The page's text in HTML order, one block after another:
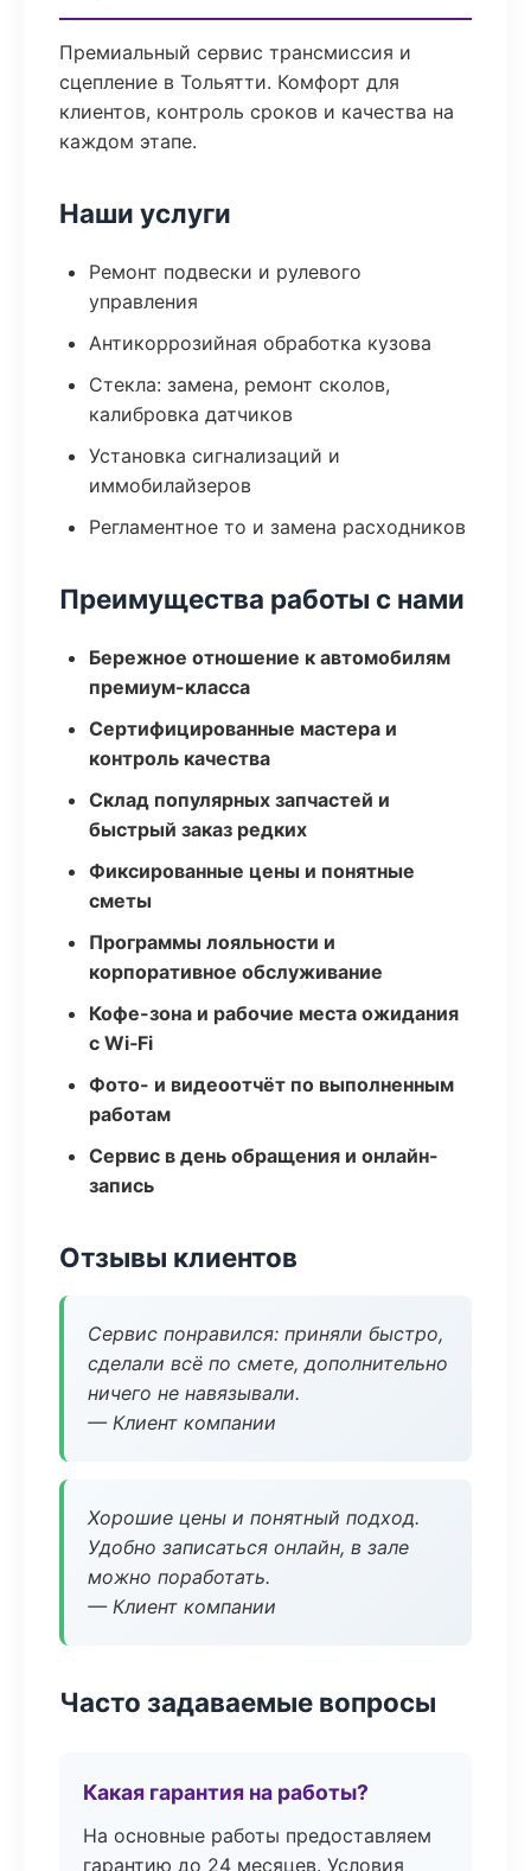
Премиальный сервис трансмиссия и
сцепление в Тольятти. Комфорт для
клиентов, контроль сроков и качества на
каждом этапе.
Наши услуги
Ремонт подвески и рулевого
управления
Антикоррозийная обработка кузова
Стекла: замена, ремонт сколов,
калибровка датчиков
Установка сигнализаций и
иммобилайзеров
Регламентное то и замена расходников
Преимущества работы с нами
Бережное отношение к автомобилям
премиум-класса
Сертифицированные мастера и
контроль качества
Склад популярных запчастей и
быстрый заказ редких
Фиксированные цены и понятные
сметы
Программы лояльности и
корпоративное обслуживание
Кофе-зона и рабочие места ожидания
с Wi‑Fi
Фото- и видеоотчёт по выполненным
работам
Сервис в день обращения и онлайн-
запись
Отзывы клиентов
Сервис понравился: приняли быстро,
сделали всё по смете, дополнительно
ничего не навязывали.
— Клиент компании
Хорошие цены и понятный подход.
Удобно записаться онлайн, в зале
можно поработать.
— Клиент компании
Часто задаваемые вопросы
Какая гарантия на работы?
На основные работы предоставляем
гарантию до 24 месяцев. Условия